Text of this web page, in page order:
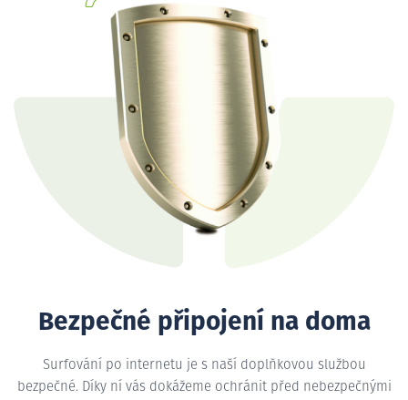
Bezpečné připojení na doma
Surfování po internetu je s naší doplňkovou službou
bezpečné. Díky ní vás dokážeme ochránit před nebezpečnými